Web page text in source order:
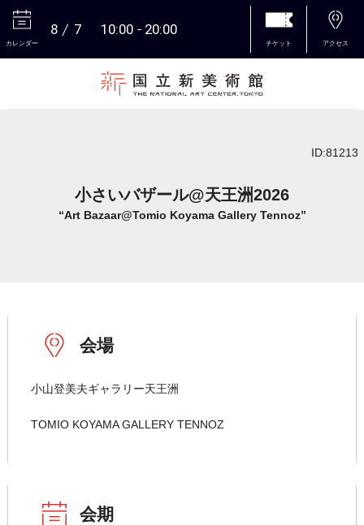
カレンダー
8 7 10:00 20:00
チケット アクセス
ID:81213
小さいバザール@天王洲2026
“Art Bazaar@Tomio Koyama Gallery Tennoz”
会場
小山登美夫ギャラリー天王洲
TOMIO KOYAMA GALLERY TENNOZ
会期